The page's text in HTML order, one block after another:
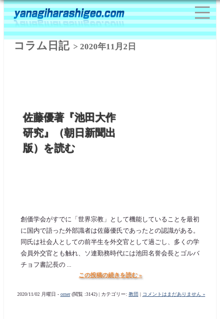
コラム日記> 2020年11月2日
佐藤優著『池田大作
研究』（朝日新聞出
版）を読む
創価学会がすでに「世界宗教」として機能していることを最初
に国内で語った外部識者は佐藤優氏であったとの認識がある。
同氏は社会人としての前半生を外交官として過ごし、多くの学
会員外交官とも触れ、ソ連勤務時代には池田名誉会長とゴルバ
チョフ書記長の ...
この投稿の続きを読む »
2020/11/02 月曜日 - orner(閲覧 :3142) | カテゴリー: 教団 コメントはまだありません »